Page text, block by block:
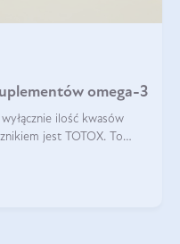
omega-3
ilość kwasów
jest TOTOX. To